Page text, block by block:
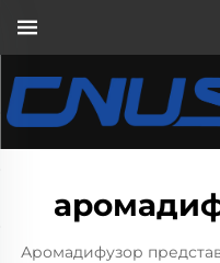
Аромадифузор